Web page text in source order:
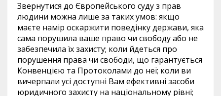
Звернутися до Європейського суду з прав
людини можна лише за таких умов: якщо
маєте намір оскаржити поведінку держави, яка
сама порушила ваше право чи свободу або не
забезпечила їх захисту; коли йдеться про
порушення права чи свободи, що гарантується
Конвенцією та Протоколами до неї; коли ви
вичерпали усі доступні Вам ефективні засоби
юридичного захисту на національному рівні;